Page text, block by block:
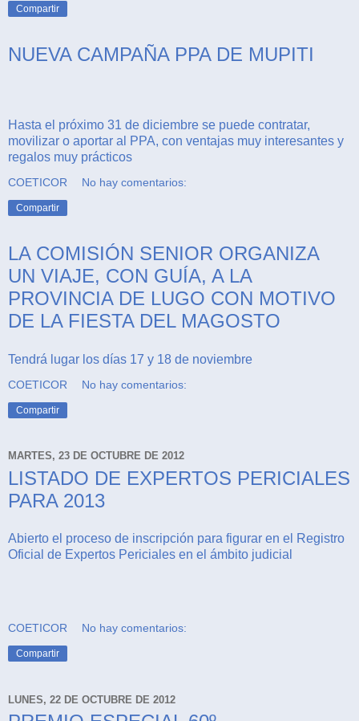
Compartir
NUEVA CAMPAÑA PPA DE MUPITI
Hasta el próximo 31 de diciembre se puede contratar,
movilizar o aportar al PPA, con ventajas muy interesantes y
regalos muy prácticos
COETICOR No hay comentarios:
Compartir
LA COMISIÓN SENIOR ORGANIZA
UN VIAJE, CON GUÍA, A LA
PROVINCIA DE LUGO CON MOTIVO
DE LA FIESTA DEL MAGOSTO
Tendrá lugar los días 17 y 18 de noviembre
COETICOR No hay comentarios:
Compartir
MARTES, 23 DE OCTUBRE DE 2012
LISTADO DE EXPERTOS PERICIALES
PARA 2013
Abierto el proceso de inscripción para figurar en el Registro
Oficial de Expertos Periciales en el ámbito judicial
COETICOR No hay comentarios:
Compartir
LUNES, 22 DE OCTUBRE DE 2012